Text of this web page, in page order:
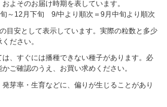
およそのお届け時期を表しています。
～12月下旬 9/中より順次＝9月中旬より順次
目安として表示しています。実際の粒数と多少
ださい。
、すぐには播種できない種子があります。必
ご確認のうえ、お買い求めください。
芽率・生育などに、偏りが生じることがあり